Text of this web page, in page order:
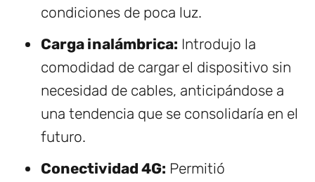
condiciones de poca luz.
Carga inalámbrica: Introdujo la
comodidad de cargar el dispositivo sin
necesidad de cables, anticipándose a
una tendencia que se consolidaría en el
futuro.
Conectividad 4G: Permitió